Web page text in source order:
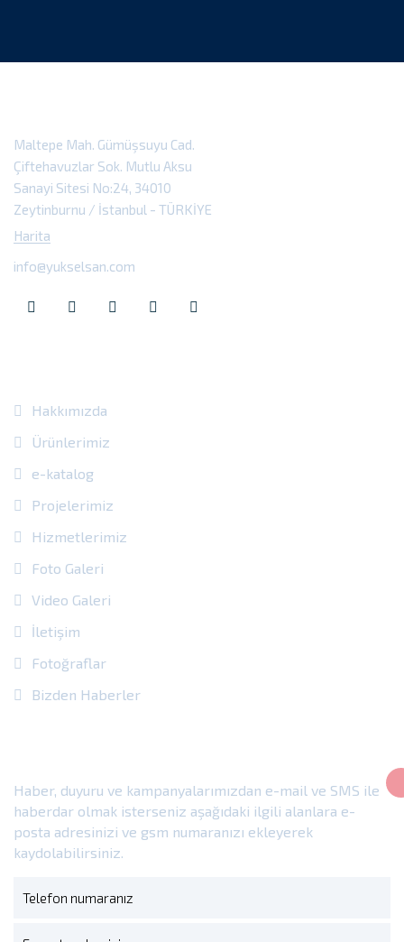
85 PROFİL KAYAR ÇATI SİSTEMİ,
MONTAJ ANİMASYONU
Maltepe Mah. Gümüşsuyu Cad.
Çiftehavuzlar Sok. Mutlu Aksu
Sanayi Sitesi No:24, 34010
Zeytinburnu / İstanbul - TÜRKİYE
Harita
info@yukselsan.com
Hakkımızda
Ürünlerimiz
e-katalog
Projelerimiz
Hizmetlerimiz
Foto Galeri
Video Galeri
İletişim
Fotoğraflar
Bizden Haberler
Haber, duyuru ve kampanyalarımızdan e-mail ve SMS ile
haberdar olmak isterseniz aşağıdaki ilgili alanlara e-
posta adresinizi ve gsm numaranızı ekleyerek
kaydolabilirsiniz.